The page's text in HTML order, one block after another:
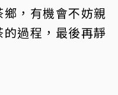
，有機會不妨親
過程，最後再靜